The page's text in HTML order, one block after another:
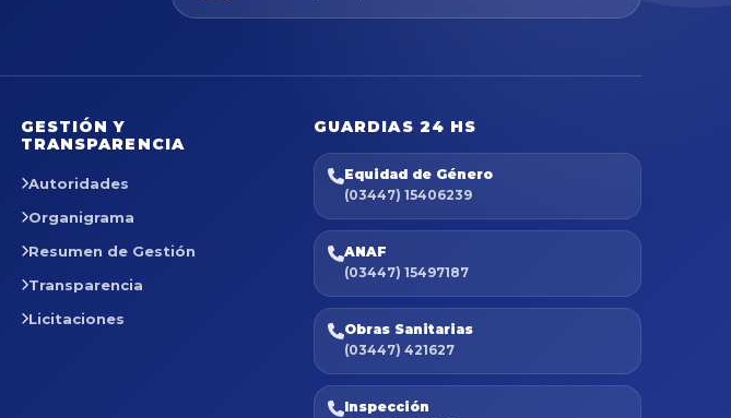
GESTIÓN Y
TRANSPARENCIA
Autoridades
Organigrama
Resumen de Gestión
Transparencia
Licitaciones
GUARDIAS 24 HS
Equidad de Género
(03447) 15406239
ANAF
(03447) 15497187
Obras Sanitarias
(03447) 421627
Inspección